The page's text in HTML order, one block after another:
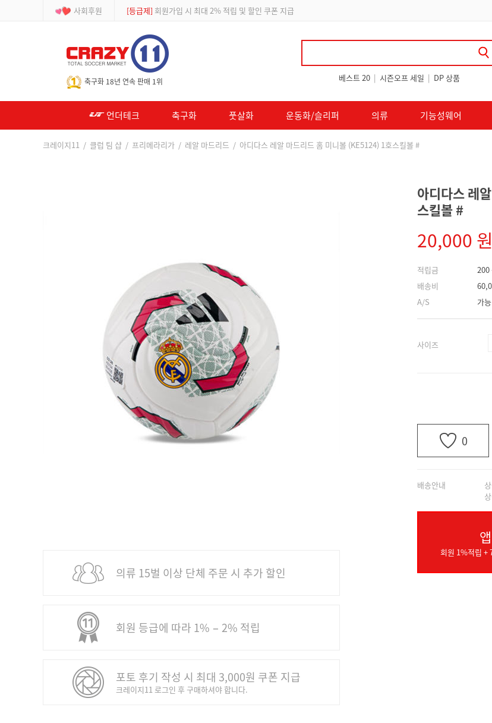
사회후원 [등급제] 회원가입 시 최대 2% 적립 및 할인 쿠폰 지급
축구화 18년 연속 판매 1위 베스트 20 | 시즌오프 세일 | DP 상품
언더테크 축구화 풋살화 운동화/슬리퍼 의류 기능성웨어
크레이지11 / 클럽 팀 샵 / 프리메라리가 / 레알 마드리드 / 아디다스 레알 마드리드 홈 미니볼 (KE5124) 1호스킬볼 #
의류 15벌 이상 단체 주문 시 추가 할인
회원 등급에 따라 1% − 2% 적립
포토 후기 작성 시 최대 3,000원 쿠폰 지급
크레이지11 로그인 후 구매하셔야 합니다.
아디다스 레
스킬볼 #
20,000 원
적립금
배송비
A/S
200
가능
사이즈
0
배송안내
회원 1%적립 +